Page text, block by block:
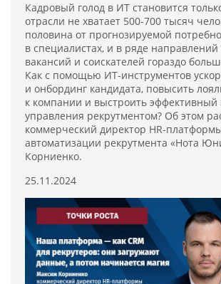
Кадровый голод в ИТ становится
отрасли не хватает 500-700 тысяч
половина от прогнозируемой
в специалистах, и в ряде
вакансий и соискателей гораздо
Как с помощью ИТ-инструментов
и онбординг кандидата, повысить
к компании и выстроить эффективный
управления рекрутментом? Об этом
коммерческий директор HR-
автоматизации рекрутмента «Нота
Корниенко.
25.11.2024